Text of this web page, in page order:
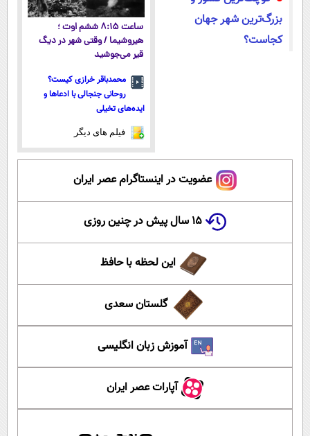
بزرگ‌ترین شهر جهان
کجاست؟
ساعت ۸:۱۵ ششم اوت ؛
هیروشیما / وقتی شهر در دیگ
قیر می‌جوشید
محمدباقر خرازی کیست؟
روحانی جنجالی با ادعاها و
ایده‌های تخیلی
فیلم های دیگر
عضویت در اینستاگرام عصر ایران
۱۵ سال پیش در چنین روزی
این لحظه با حافظ
گلستان سعدی
آموزش زبان انگلیسی
آپارات عصر ایران